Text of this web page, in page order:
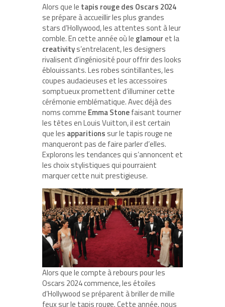
Alors que le tapis rouge des Oscars 2024
se prépare à accueillir les plus grandes
stars d’Hollywood, les attentes sont à leur
comble. En cette année où le glamouret la
creativitys’entrelacent, les designers
rivalisent d’ingéniosité pour offrir des looks
éblouissants. Les robes scintillantes, les
coupes audacieuses et les accessoires
somptueux promettent d’illuminer cette
cérémonie emblématique. Avec déjà des
noms comme Emma Stonefaisant tourner
les têtes en Louis Vuitton, il est certain
que les apparitions sur le tapis rouge ne
manqueront pas de faire parler d’elles.
Explorons les tendances qui s’annoncent et
les choix stylistiques qui pourraient
marquer cette nuit prestigieuse.
Alors que le compte à rebours pour les
Oscars 2024 commence, les étoiles
d’Hollywood se préparent à briller de mille
feux sur le tapis rouge. Cette année, nous